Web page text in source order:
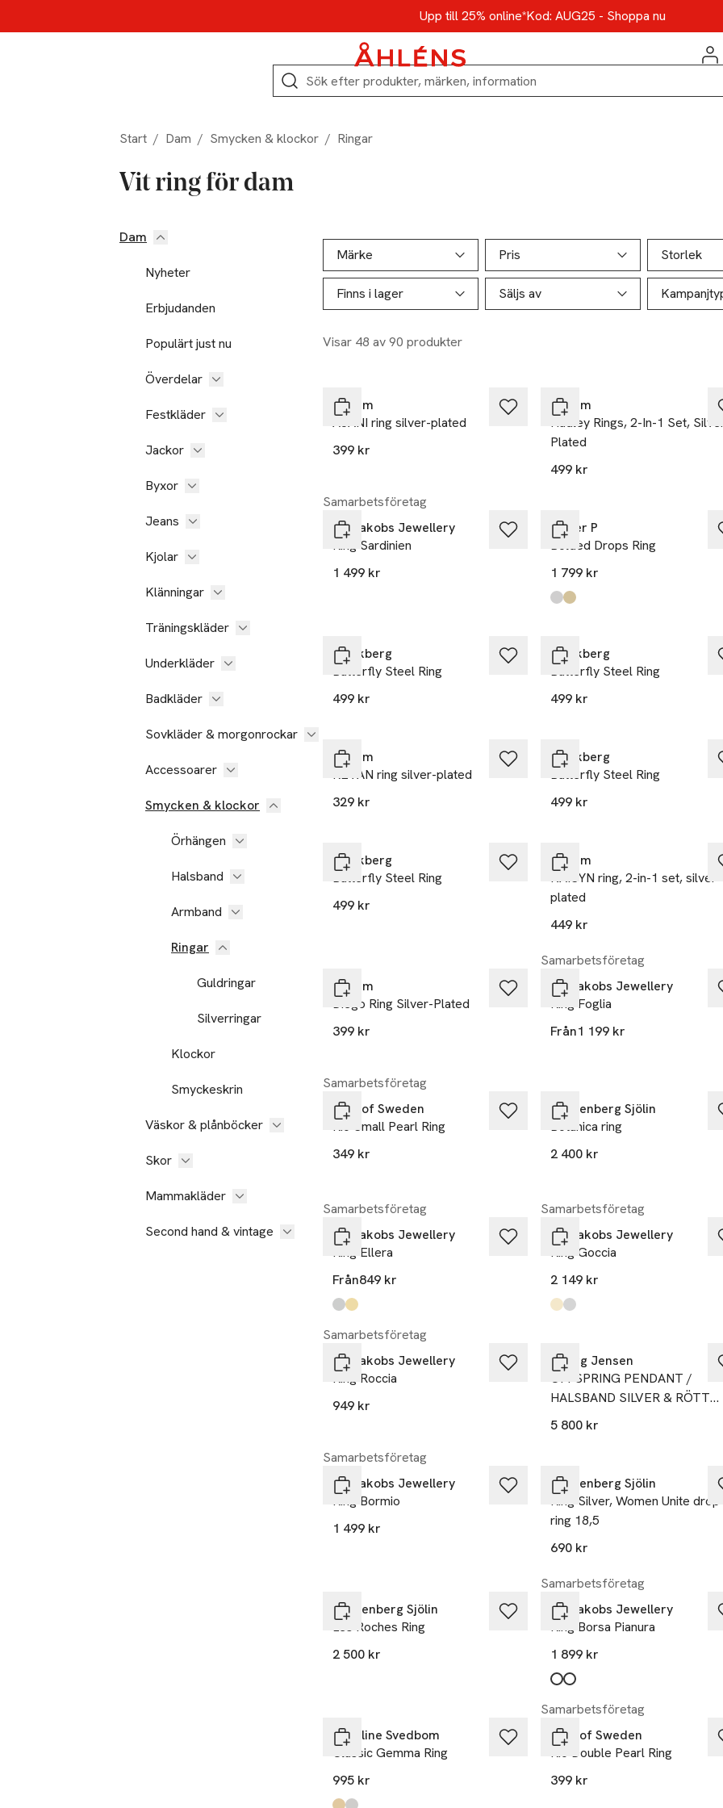
Upp till 25% online*Kod: AUG25 - Shoppa nu
Sök
Start / Dam / Smycken & klockor / Ringar
Vit ring för dam
Hoppa till produktsidan
Dam
Nyheter
Erbjudanden
Populärt just nu
Överdelar
Festkläder
Jackor
Byxor
Jeans
Kjolar
Klänningar
Träningskläder
Underkläder
Badkläder
Sovkläder & morgonrockar
Accessoarer
Smycken & klockor
Örhängen
Halsband
Armband
Ringar
Guldringar
Silverringar
Klockor
Smyckeskrin
Väskor & plånböcker
Skor
Mammakläder
Second hand & vintage
Hoppa till produktsidan
Märke
Pris Storlek
Finns i lager Säljs av
Visar 48 av 90 produkter
Lista över produkter
Pilgrim
AJANI ring silver-plated
399 kr
Pilgrim
Hadley Rings, 2-In-1 Set, Silver-
Plated
499 kr
Samarbetsföretag
Sif Jakobs Jewellery
Ring Sardinien
1 499 kr
Syster P
Bolded Drops Ring
1 799 kr
Produkten finns i färgerna:
Silver
Gold
Mockberg
Butterfly Steel Ring
499 kr
Mockberg
Butterfly Steel Ring
499 kr
Pilgrim
REVAN ring silver-plated
329 kr
Mockberg
Butterfly Steel Ring
499 kr
Mockberg
Butterfly Steel Ring
499 kr
Pilgrim
KAISYN ring, 2-in-1 set, silver-
plated
449 kr
Pilgrim
Diego Ring Silver-Plated
399 kr
Samarbetsföretag
Sif Jakobs Jewellery
Ring Foglia
Från1 199 kr
Samarbetsföretag
SNÖ of Sweden
Rio Small Pearl Ring
349 kr
Drakenberg Sjölin
Botanica ring
2 400 kr
Samarbetsföretag
Sif Jakobs Jewellery
Ring Ellera
Från849 kr
Produkten finns i färgerna:
white
blue gradient
Samarbetsföretag
Sif Jakobs Jewellery
Ring Goccia
2 149 kr
Produkten finns i färgerna:
gold,
silver
Samarbetsföretag
Sif Jakobs Jewellery
Ring Roccia
949 kr
Georg Jensen
OFFSPRING PENDANT /
HALSBAND SILVER & RÖTT
GULD
5 800 kr
Samarbetsföretag
Sif Jakobs Jewellery
Ring Bormio
1 499 kr
Drakenberg Sjölin
Ring Silver, Women Unite drop
ring 18,5
690 kr
Drakenberg Sjölin
Les Roches Ring
2 500 kr
Samarbetsföretag
Sif Jakobs Jewellery
Ring Borsa Pianura
1 899 kr
Produkten finns i färgerna:
silver
gold,
Caroline Svedbom
Classic Gemma Ring
995 kr
Samarbetsföretag
SNÖ of Sweden
Rio Double Pearl Ring
399 kr